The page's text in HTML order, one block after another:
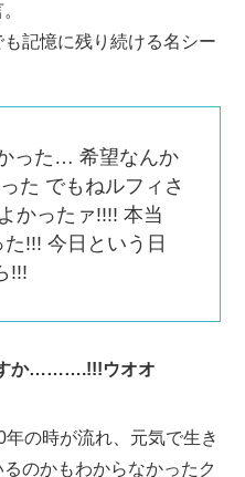
記憶に残り続ける名シー
った… 希望なんか
た でもねルフィさ
かったァ!!!! 本当
!!! 今日という日
!!!
か……….!!!ウオオ
の時が流れ、元気で生き
のかもわからなかったク